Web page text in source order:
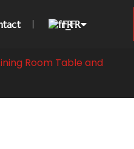
FR
Room Table and